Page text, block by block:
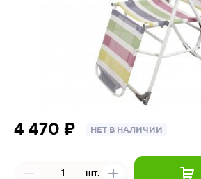
4 470 ₽ НЕТ В НАЛИЧИИ
шт.